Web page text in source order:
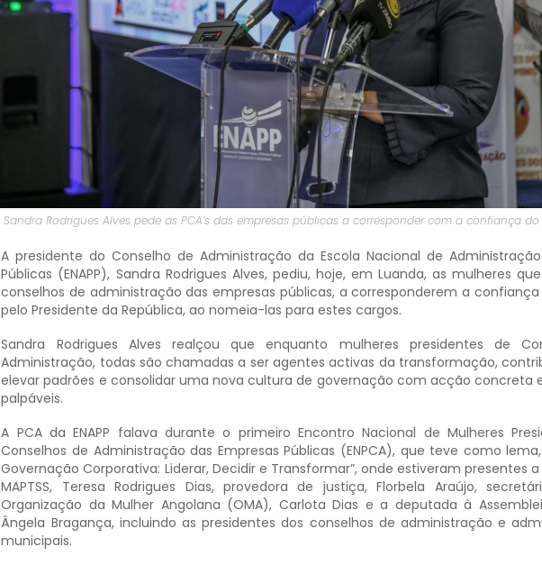
Sandra Rodrigues Alves pede as PCA’s das empresas públicas a corresponder com a confiança
A presidente do Conselho de Administração da Escola Nacional de
Públicas (ENAPP), Sandra Rodrigues Alves, pediu, hoje, em Luanda, as mulheres
conselhos de administração das empresas públicas, a corresponderem a
pelo Presidente da República, ao nomeia-las para estes cargos.
Sandra Rodrigues Alves realçou que enquanto mulheres presidentes de
Administração, todas são chamadas a ser agentes activas da transformação,
elevar padrões e consolidar uma nova cultura de governação com acção concreta
palpáveis.
A PCA da ENAPP falava durante o primeiro Encontro Nacional de Mulheres
Conselhos de Administração das Empresas Públicas (ENPCA), que teve como
Governação Corporativa: Liderar, Decidir e Transformar”, onde estiveram presentes
MAPTSS, Teresa Rodrigues Dias, provedora de justiça, Florbela Araújo,
Organização da Mulher Angolana (OMA), Carlota Dias e a deputada à
Ângela Bragança, incluindo as presidentes dos conselhos de administração e
municipais.